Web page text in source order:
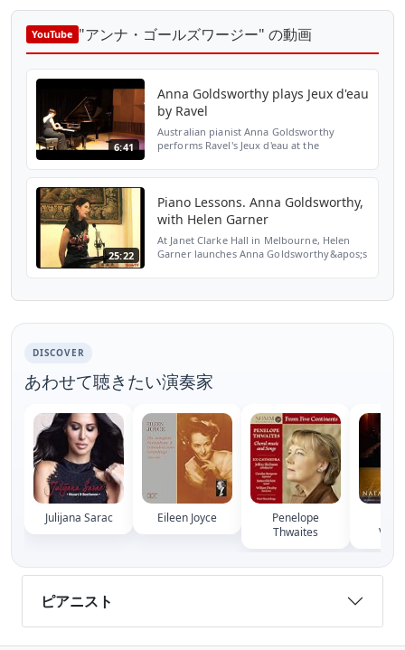
YouTube "アンナ・ゴールズワージー" の動画
6:41
Anna Goldsworthy plays Jeux d'eau
by Ravel
Australian pianist Anna Goldsworthy
performs Ravel's Jeux d'eau at the
25:22
Piano Lessons. Anna Goldsworthy,
with Helen Garner
At Janet Clarke Hall in Melbourne, Helen
Garner launches Anna Goldsworthy&apos;s
DISCOVER
あわせて聴きたい演奏家
Julijana Sarac Eileen Joyce
Penelope
Thwaites
ピアニスト